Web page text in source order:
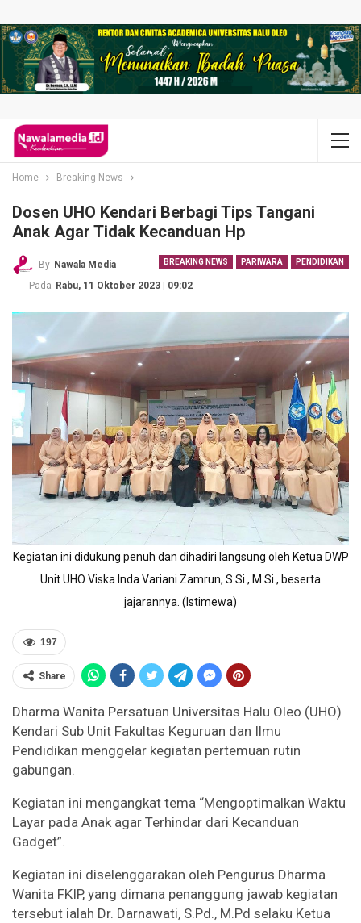
Home Breaking News
Dosen UHO Kendari Berbagi Tips Tangani
Anak Agar Tidak Kecanduan Hp
BREAKING NEWS PARIWARA PENDIDIKAN
By Nawala Media
Pada Rabu, 11 Oktober 2023 | 09:02
Kegiatan ini didukung penuh dan dihadiri langsung oleh Ketua DWP
Unit UHO Viska Inda Variani Zamrun, S.Si., M.Si., beserta
jajarannya. (Istimewa)
197
Share
Dharma Wanita Persatuan Universitas Halu Oleo (UHO)
Kendari Sub Unit Fakultas Keguruan dan Ilmu
Pendidikan menggelar kegiatan pertemuan rutin
gabungan.
Kegiatan ini mengangkat tema “Mengoptimalkan Waktu
Layar pada Anak agar Terhindar dari Kecanduan
Gadget”.
Kegiatan ini diselenggarakan oleh Pengurus Dharma
Wanita FKIP, yang dimana penanggung jawab kegiatan
tersebut ialah Dr. Darnawati, S.Pd., M.Pd selaku Ketua